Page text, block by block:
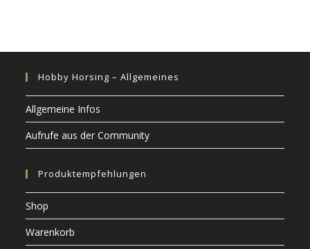
Hobby Horsing – Allgemeines
Allgemeine Infos
Aufrufe aus der Community
Produktempfehlungen
Shop
Warenkorb